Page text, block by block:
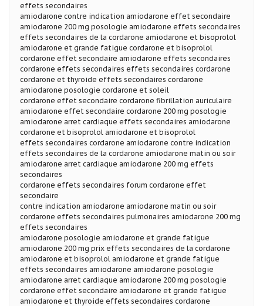
effets secondaires
amiodarone contre indication amiodarone effet secondaire
amiodarone 200 mg posologie amiodarone effets secondaires
effets secondaires de la cordarone amiodarone et bisoprolol
amiodarone et grande fatigue cordarone et bisoprolol
cordarone effet secondaire amiodarone effets secondaires
cordarone effets secondaires effets secondaires cordarone
cordarone et thyroide effets secondaires cordarone
amiodarone posologie cordarone et soleil
cordarone effet secondaire cordarone fibrillation auriculaire
amiodarone effet secondaire cordarone 200 mg posologie
amiodarone arret cardiaque effets secondaires amiodarone
cordarone et bisoprolol amiodarone et bisoprolol
effets secondaires cordarone amiodarone contre indication
effets secondaires de la cordarone amiodarone matin ou soir
amiodarone arret cardiaque amiodarone 200 mg effets
secondaires
cordarone effets secondaires forum cordarone effet
secondaire
contre indication amiodarone amiodarone matin ou soir
cordarone effets secondaires pulmonaires amiodarone 200 mg
effets secondaires
amiodarone posologie amiodarone et grande fatigue
amiodarone 200 mg prix effets secondaires de la cordarone
amiodarone et bisoprolol amiodarone et grande fatigue
effets secondaires amiodarone amiodarone posologie
amiodarone arret cardiaque amiodarone 200 mg posologie
cordarone effet secondaire amiodarone et grande fatigue
amiodarone et thyroide effets secondaires cordarone